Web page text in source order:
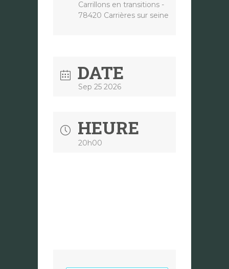
Carrillons en transitions -
78420 Carrières sur seine
DATE
Sep 25 2026
HEURE
20h00